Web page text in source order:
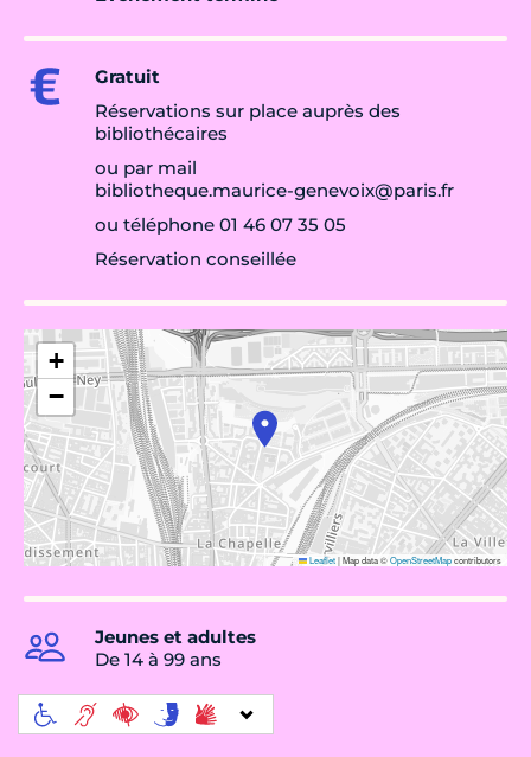
Gratuit
Réservations sur place auprès des
bibliothécaires
ou par mail
bibliotheque.maurice-genevoix@paris.fr
ou téléphone 01 46 07 35 05
Réservation conseillée
+
−
Leaflet|Map data ©OpenStreetMapcontributors
Jeunes et adultes
De 14 à 99 ans